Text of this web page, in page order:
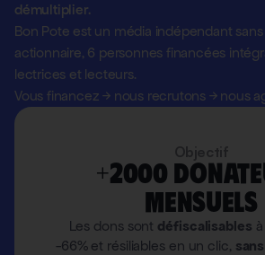
démultiplier.
Bon Pote est un média indépendant
actionnaire, 6 personnes financées
lectrices et lecteurs.
Vous financez→ nous recrutons →nous
+2000
mensuels
Les dons sont défiscalisables
-66% et résiliables en un clic,